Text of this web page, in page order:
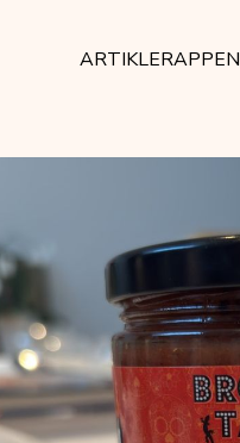
ARTIKLERAPPEN